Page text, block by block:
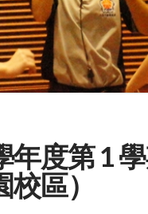
年度第 1
區）